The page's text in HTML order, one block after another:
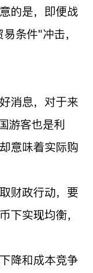
的是，即便战
条件"冲击，
消息，对于来
游客也是利
意味着实际购
财政行动，要
下实现均衡，
降和成本竞争